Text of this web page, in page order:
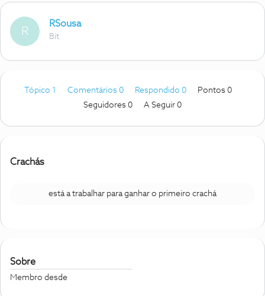
R
RSousa
Bit
Tópico 1 Comentários 0 Respondido 0
Pontos 0
Seguidores 0 A Seguir 0
Crachás
está a trabalhar para ganhar o primeiro crachá
Sobre
Membro desde